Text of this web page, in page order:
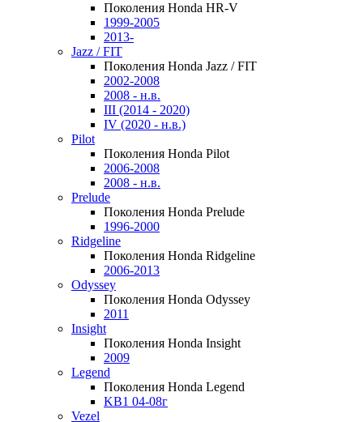
Поколения Honda HR-V
1999-2005
2013-
Jazz / FIT
Поколения Honda Jazz / FIT
2002-2008
2008 - н.в.
III (2014 - 2020)
IV (2020 - н.в.)
Pilot
Поколения Honda Pilot
2006-2008
2008 - н.в.
Prelude
Поколения Honda Prelude
1996-2000
Ridgeline
Поколения Honda Ridgeline
2006-2013
Odyssey
Поколения Honda Odyssey
2011
Insight
Поколения Honda Insight
2009
Legend
Поколения Honda Legend
KB1 04-08г
Vezel